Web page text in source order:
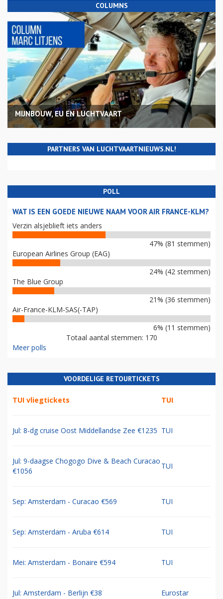
COLUMNS
MIJNBOUW, EU EN LUCHTVAART
PARTNERS VAN LUCHTVAARTNIEUWS.NL!
POLL
WAT IS EEN GOEDE NIEUWE NAAM VOOR AIR FRANCE-KLM?
Verzin alsjeblieft iets anders
47% (81 stemmen)
European Airlines Group (EAG)
24% (42 stemmen)
The Blue Group
21% (36 stemmen)
Air-France-KLM-SAS(-TAP)
6% (11 stemmen)
Totaal aantal stemmen: 170
Meer polls
VOORDELIGE RETOURTICKETS
TUI vliegtickets TUI
Jul: 8-dg cruise Oost Middellandse Zee €1235 TUI
Jul: 9-daagse Chogogo Dive & Beach Curacao
€1056
TUI
Sep: Amsterdam - Curacao €569 TUI
Sep: Amsterdam - Aruba €614 TUI
Mei: Amsterdam - Bonaire €594 TUI
Jul: Amsterdam - Berlijn €38 Eurostar